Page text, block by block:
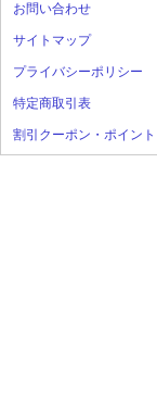
お問い合わせ
サイトマップ
プライバシーポリシー
特定商取引表
割引クーポン・ポイント